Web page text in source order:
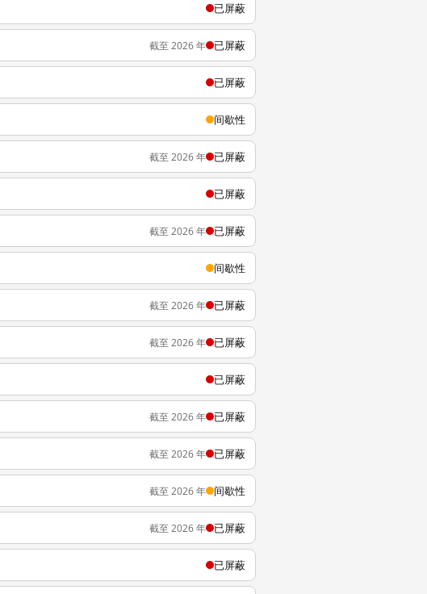
已屏蔽
截至 2026 年 已屏蔽
已屏蔽
间歇性
截至 2026 年 已屏蔽
已屏蔽
截至 2026 年 已屏蔽
间歇性
截至 2026 年 已屏蔽
截至 2026 年 已屏蔽
已屏蔽
截至 2026 年 已屏蔽
截至 2026 年 已屏蔽
截至 2026 年 间歇性
截至 2026 年 已屏蔽
已屏蔽